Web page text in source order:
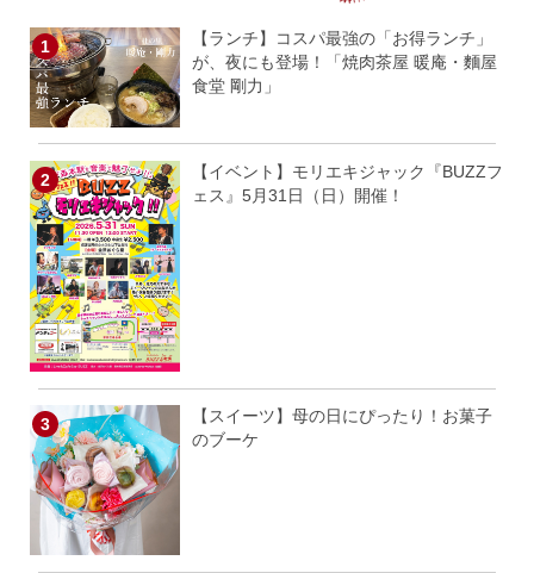
【ランチ】コスパ最強の「お得ランチ」
が、夜にも登場！「焼肉茶屋 暖庵・麵屋
食堂 剛力」
【イベント】モリエキジャック『BUZZフ
ェス』5月31日（日）開催！
【スイーツ】母の日にぴったり！お菓子
のブーケ